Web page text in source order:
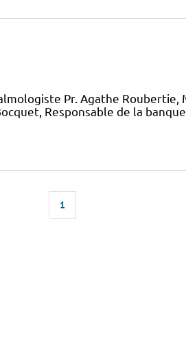
Pr. Agathe Roubertie,
Responsable de la
1